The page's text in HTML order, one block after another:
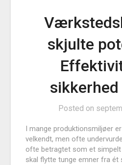
skjulte
Posted on
I mange produktionsmiljøer
velkendt, men ofte
ofte betragtet som et
skal flytte tunge emner fra ét